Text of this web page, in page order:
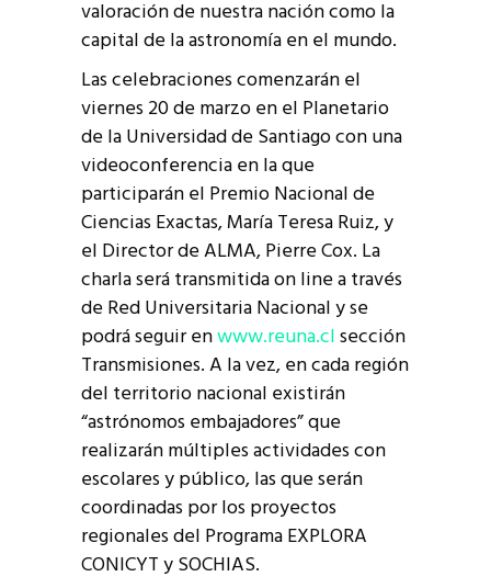
valoración de nuestra nación como la
capital de la astronomía en el mundo.
Las celebraciones comenzarán el
viernes 20 de marzo en el Planetario
de la Universidad de Santiago con una
videoconferencia en la que
participarán el Premio Nacional de
Ciencias Exactas, María Teresa Ruiz, y
el Director de ALMA, Pierre Cox. La
charla será transmitida on line a través
de Red Universitaria Nacional y se
podrá seguir enwww.reuna.clsección
Transmisiones. A la vez, en cada región
del territorio nacional existirán
“astrónomos embajadores” que
realizarán múltiples actividades con
escolares y público, las que serán
coordinadas por los proyectos
regionales del Programa EXPLORA
CONICYT y SOCHIAS.